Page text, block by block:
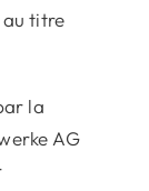
au titre
la
AG